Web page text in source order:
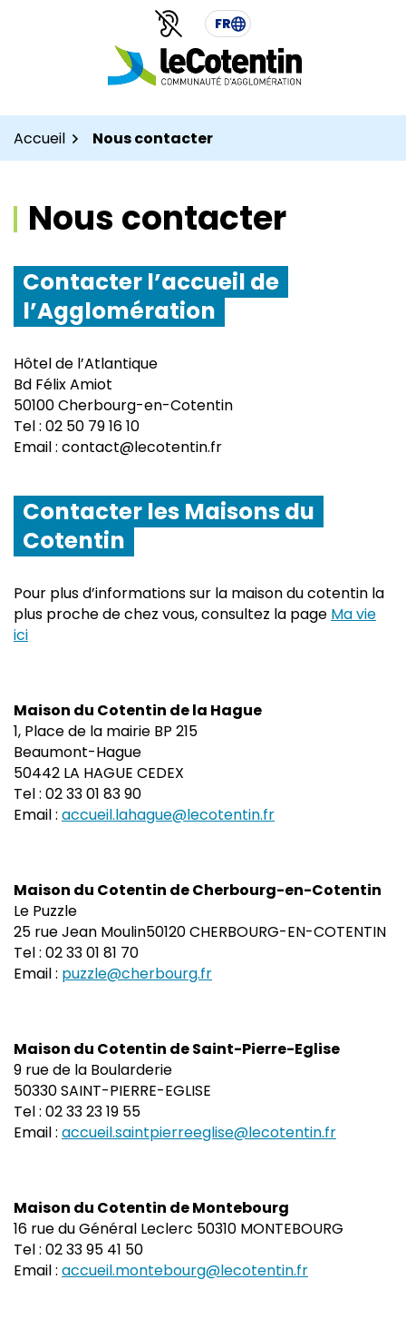
FR
Accueil Nous contacter
Nous contacter
Contacter l’accueil de
l’Agglomération
Hôtel de l’Atlantique
Bd Félix Amiot
50100 Cherbourg-en-Cotentin
Tel : 02 50 79 16 10
Email : contact@lecotentin.fr
Contacter les Maisons du
Cotentin
Pour plus d’informations sur la maison du cotentin la
plus proche de chez vous, consultez la page Ma vie
ici
Maison du Cotentin de la Hague
1, Place de la mairie BP 215
Beaumont-Hague
50442 LA HAGUE CEDEX
Tel : 02 33 01 83 90
Email : accueil.lahague@lecotentin.fr
Maison du Cotentin de Cherbourg-en-Cotentin
Le Puzzle
25 rue Jean Moulin50120 CHERBOURG-EN-COTENTIN
Tel : 02 33 01 81 70
Email : puzzle@cherbourg.fr
Maison du Cotentin de Saint-Pierre-Eglise
9 rue de la Boularderie
50330 SAINT-PIERRE-EGLISE
Tel : 02 33 23 19 55
Email : accueil.saintpierreeglise@lecotentin.fr
Maison du Cotentin de Montebourg
16 rue du Général Leclerc 50310 MONTEBOURG
Tel : 02 33 95 41 50
Email : accueil.montebourg@lecotentin.fr